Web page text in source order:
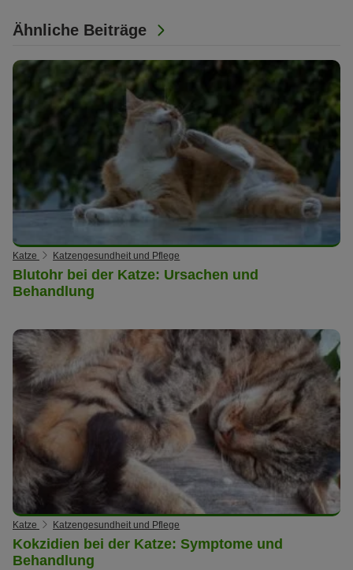
Ähnliche Beiträge
Katze Katzengesundheit und Pflege
Blutohr bei der Katze: Ursachen und
Behandlung
Katze Katzengesundheit und Pflege
Kokzidien bei der Katze: Symptome und
Behandlung